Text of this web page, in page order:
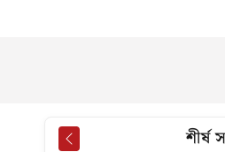
শীর্ষ